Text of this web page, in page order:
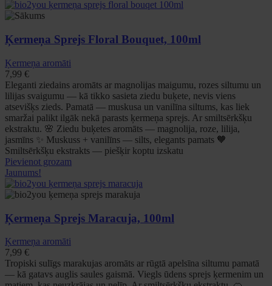
Ķermeņa Sprejs Floral Bouquet, 100ml
Ķermeņa aromāti
7,99 €
Eleganti ziedains aromāts ar magnolijas maigumu, rozes siltumu un
lilijas svaigumu — kā tikko sasieta ziedu buķete, nevis viens
atsevišķs zieds. Pamatā — muskusa un vanilīna siltums, kas liek
smaržai palikt ilgāk nekā parasts ķermeņa sprejs. Ar smiltsērkšķu
ekstraktu. 🌸 Ziedu buķetes aromāts — magnolija, roze, lilija,
jasmīns ✨ Muskuss + vanilīns — silts, elegants pamats 🧡
Smiltsērkšķu ekstrakts — piešķir koptu izskatu
Pievienot grozam
Jaunums!
Ķermeņa Sprejs Maracuja, 100ml
Ķermeņa aromāti
7,99 €
Tropiski sulīgs marakujas aromāts ar rūgtā apelsīna siltumu pamatā
— kā gatavs auglis saules gaismā. Viegls ūdens sprejs ķermenim un